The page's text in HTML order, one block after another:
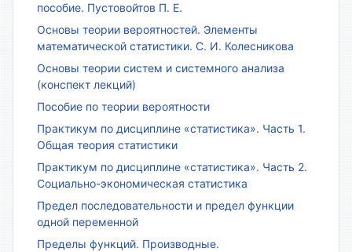
пособие. Пустовойтов П. Е.
Основы теории вероятностей. Элементы
математической статистики. С. И. Колесникова
Основы теории систем и системного анализа
(конспект лекций)
Пособие по теории вероятности
Практикум по дисциплине «статистика». Часть 1.
Общая теория статистики
Практикум по дисциплине «статистика». Часть 2.
Социально-экономическая статистика
Предел последовательности и предел функции
одной переменной
Пределы функций. Производные.